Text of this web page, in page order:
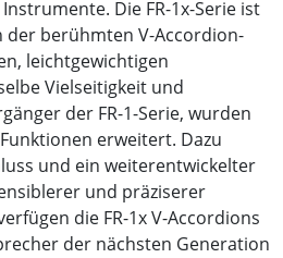
Die FR-1x-Serie ist
der berühmten V-Accordion-
leichtgewichtigen
Vielseitigkeit und
der FR-1-Serie, wurden
erweitert. Dazu
und ein weiterentwickelter
und präziserer
die FR-1x V-Accordions
der nächsten Generation